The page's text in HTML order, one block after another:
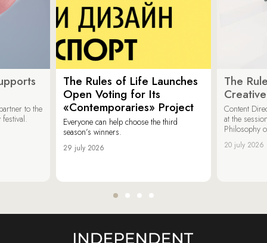
to the
festival.
The Rules of Life Launches
Open Voting for Its
«Contemporaries» Project
Everyone can help choose the third
season’s winners.
29 july 2026
The
Content
at the
Philosophy
20 july 2026